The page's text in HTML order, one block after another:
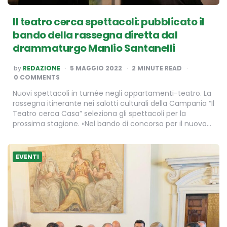
Il teatro cerca spettacoli: pubblicato il
bando della rassegna diretta dal
drammaturgo Manlio Santanelli
POSTED
BY
by REDAZIONE 5 MAGGIO 2022 2 MINUTE READ
0 COMMENTS
Nuovi spettacoli in turnée negli appartamenti-teatro. La
rassegna itinerante nei salotti culturali della Campania “Il
Teatro cerca Casa” seleziona gli spettacoli per la
prossima stagione. «Nel bando di concorso per il nuovo…
EVENTI